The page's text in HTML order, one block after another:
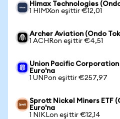
Himax Technologies
1 HIMXon eşittir €12,01
Archer Aviation (Ondo
1 ACHRon eşittir €4,51
Union Pacific
Euro'na
1 UNPon eşittir €257,97
Sprott Nickel Miners ETF
Euro'na
1 NIKLon eşittir €12,14